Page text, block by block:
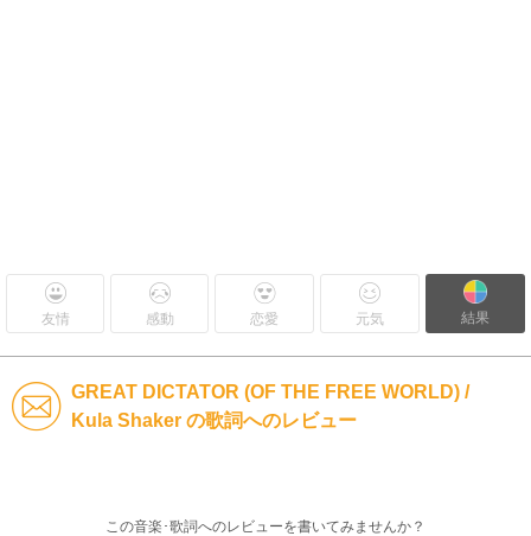
友情 感動 恋愛 元気 結果
GREAT DICTATOR (OF THE FREE WORLD) /
Kula Shaker の歌詞へのレビュー
この音楽･歌詞へのレビューを書いてみませんか？